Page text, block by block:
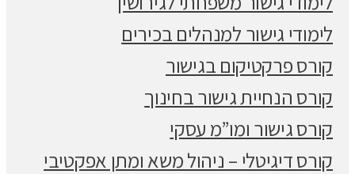
לימודי גישור למנהלים בכירים
קורס פרקטיקום בגישור
קורס הנחיית גישור בחינוך
קורס גישור ומו”מ עסקי
קורס דיגיטלי – ניהול משא ומתן אפקטיבי